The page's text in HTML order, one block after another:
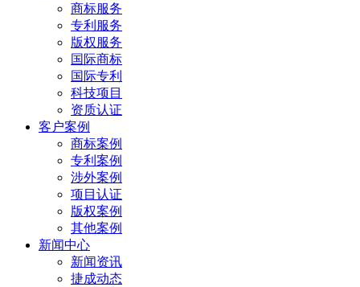
商标服务
专利服务
版权服务
国际商标
国际专利
科技项目
资质认证
客户案例
商标案例
专利案例
涉外案例
项目认证
版权案例
其他案例
新闻中心
新闻资讯
捷成动态